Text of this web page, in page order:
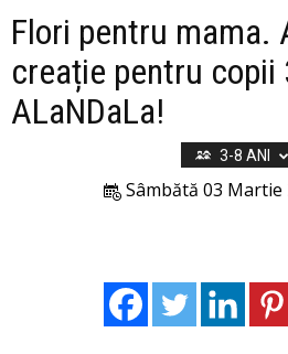
Flori pentru mama.
creație pentru copii
ALaNDaLa!
3-8 ANI
Sâmbătă 03 Martie